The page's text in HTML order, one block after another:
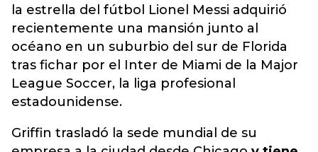
la estrella del fútbol Lionel Messi adquirió
recientemente una mansión junto al
océano en un suburbio del sur de Florida
tras fichar por el Inter de Miami de la Major
League Soccer, la liga profesional
estadounidense.
Griffin trasladó la sede mundial de su